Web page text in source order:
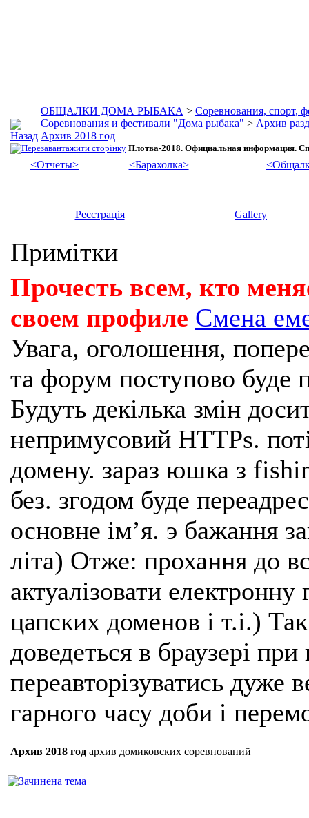
ОБЩАЛКИ ДОМА РЫБАКА > Соревнования, спорт,
Соревнования и фестивали "Дома рыбака" > Архив
Архив 2018 год
Плотва-2018. Официальная информация.
<Отчеты> <Барахолка>
Реєстрація Gallery
Примітки
Прочесть всем, кто
своем профиле Смена
Увага, оголошення,
та форум поступово буде
Будуть декілька змін
непримусовий HTTPs.
домену. зараз юшка з
без. згодом буде
основне імʼя. э бажання
літа) Отже: прохання до
актуалізовати
цапских доменов і т.і.)
доведеться в браузері
переавторізуватись
гарного часу доби і
Архив 2018 год архив домиковских соревнований